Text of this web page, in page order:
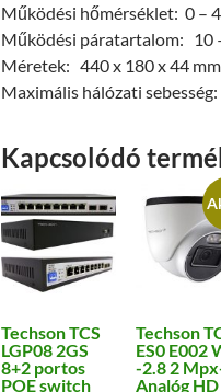
Működési hőmérséklet: 0 –
Működési páratartalom: 10
Méretek: 440 x 180 x 44 mm
Maximális hálózati
Kapcsolódó
Techson TCS
LGP08 2GS
8+2 portos
POE switch
Techson
ES0 E002
-2.8 2
Analóg HD